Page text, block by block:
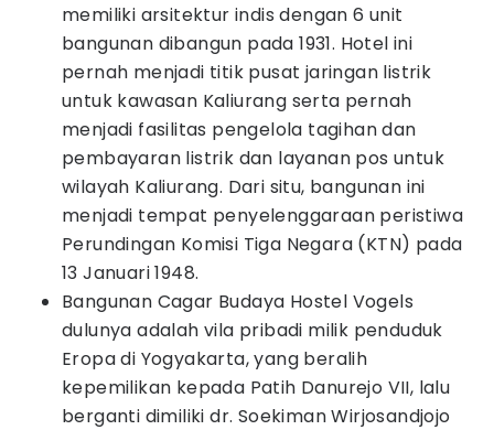
memiliki arsitektur indis dengan 6 unit
bangunan dibangun pada 1931. Hotel ini
pernah menjadi titik pusat jaringan listrik
untuk kawasan Kaliurang serta pernah
menjadi fasilitas pengelola tagihan dan
pembayaran listrik dan layanan pos untuk
wilayah Kaliurang. Dari situ, bangunan ini
menjadi tempat penyelenggaraan peristiwa
Perundingan Komisi Tiga Negara (KTN) pada
13 Januari 1948.
Bangunan Cagar Budaya Hostel Vogels
dulunya adalah vila pribadi milik penduduk
Eropa di Yogyakarta, yang beralih
kepemilikan kepada Patih Danurejo VII, lalu
berganti dimiliki dr. Soekiman Wirjosandjojo